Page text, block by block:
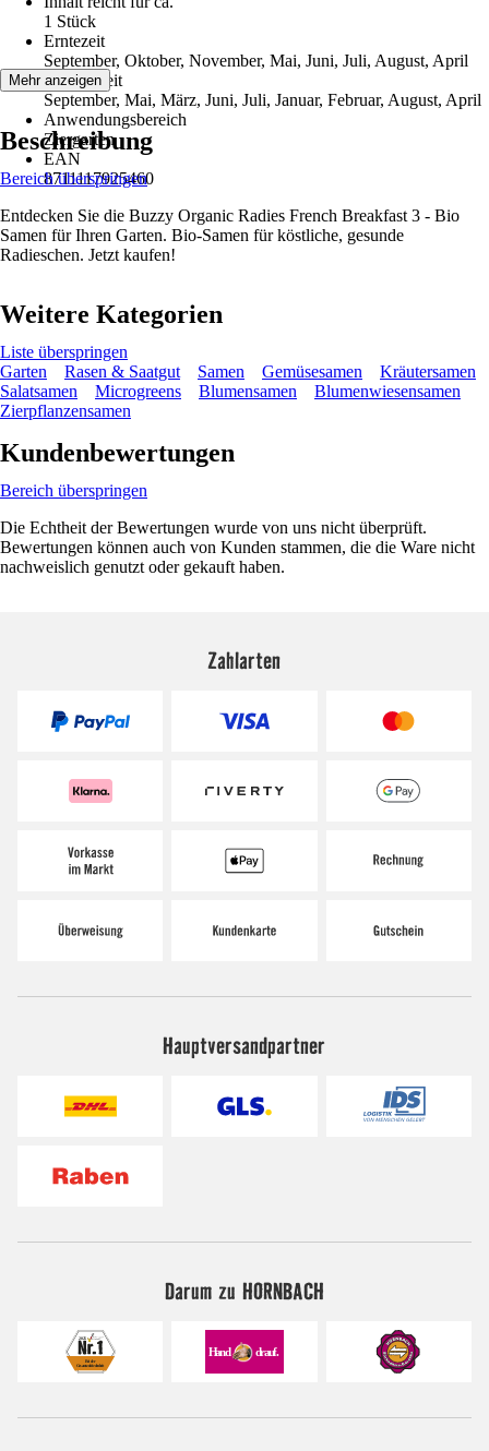
1 Stück
Erntezeit
September, Oktober, November, Mai, Juni, Juli, August, April
Aussaatzeit
September, Mai, März, Juni, Juli, Januar, Februar, August, April
Anwendungsbereich
Ziergarten
EAN
8711117925460
Mehr anzeigen
Beschreibung
Bereich überspringen
Entdecken Sie die Buzzy Organic Radies French Breakfast 3 - Bio
Samen für Ihren Garten. Bio-Samen für köstliche, gesunde
Radieschen. Jetzt kaufen!
Weitere Kategorien
Liste überspringen
Garten
Rasen & Saatgut Samen Gemüsesamen
Kräutersamen
Salatsamen
Microgreens Blumensamen
Blumenwiesensamen
Zierpflanzensamen
Kundenbewertungen
Bereich überspringen
Die Echtheit der Bewertungen wurde von uns nicht überprüft.
Bewertungen können auch von Kunden stammen, die die Ware nicht
nachweislich genutzt oder gekauft haben.
Zahlarten
Hauptversandpartner
Darum zu HORNBACH